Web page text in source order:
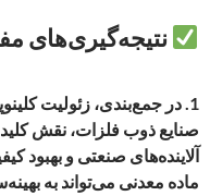
نتیجه‌گیری‌های
1. در جمع‌بندی، زئولیت
صنایع ذوب فلزات، نقش
آلاینده‌های صنعتی و بهبود
ماده معدنی می‌تواند به